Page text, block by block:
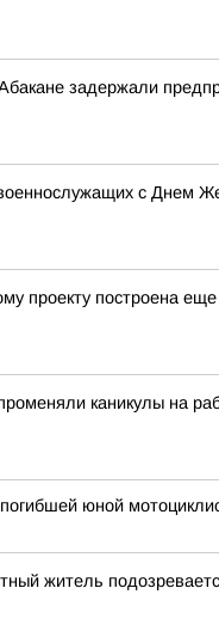
задержали
с Днем
проекту построена
каникулы на
юной
житель